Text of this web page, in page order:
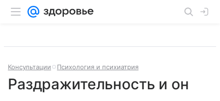
Консультации Психология и психиатрия
Раздражительность и он